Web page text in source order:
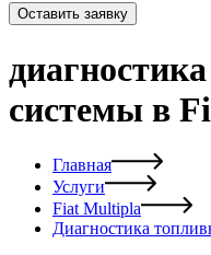
Оставить заявку
системы в
Главная
Услуги
Fiat Multipla
Диагностика